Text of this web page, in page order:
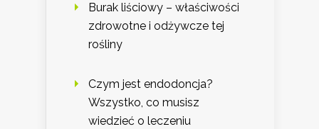
Burak liściowy – właściwości
zdrowotne i odżywcze tej
rośliny
Czym jest endodoncja?
Wszystko, co musisz
wiedzieć o leczeniu